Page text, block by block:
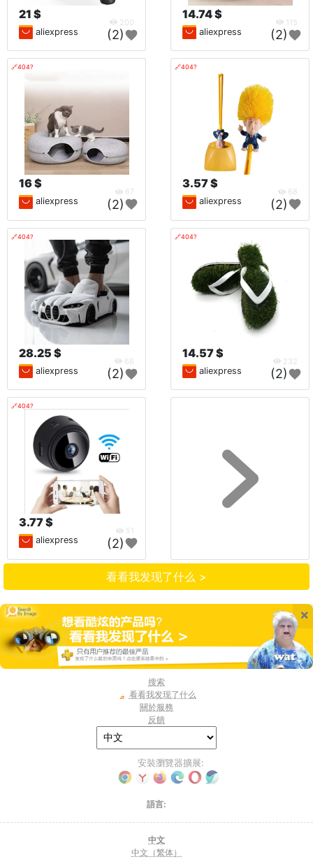
21 $
200
aliexpress (2)
14.74 $
115
aliexpress (2)
🔗404?
16 $
67
aliexpress (2)
🔗404?
3.57 $
68
aliexpress (2)
🔗404?
28.25 $
66
aliexpress (2)
🔗404?
14.57 $
232
aliexpress (2)
🔗404?
3.77 $
51
aliexpress (2)
看看我发现了什么 >
×
搜索
看看我发现了什么
關於服務
反饋
安裝瀏覽器擴展:
語言:
中文
中文（繁体）